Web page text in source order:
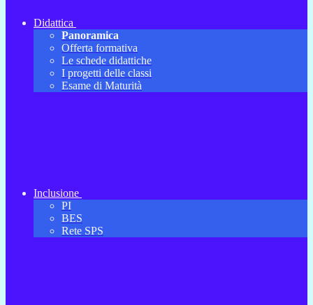
Didattica
Panoramica
Offerta formativa
Le schede didattiche
I progetti delle classi
Esame di Maturità
Inclusione
PI
BES
Rete SPS